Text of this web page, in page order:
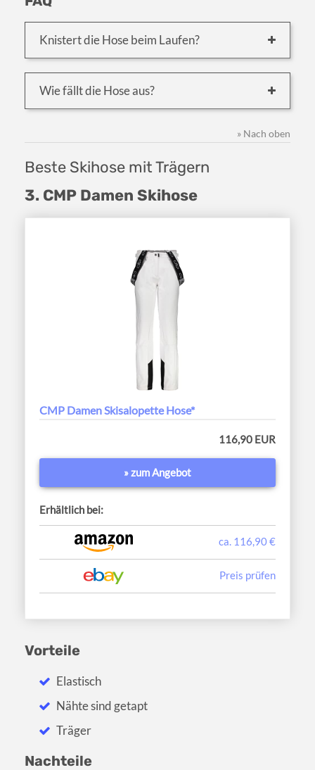
Knistert die Hose beim Laufen?
Wie fällt die Hose aus?
» Nach oben
Beste Skihose mit Trägern
3. CMP Damen Skihose
CMP Damen Skisalopette Hose*
116,90 EUR
» zum Angebot
Erhältlich bei:
ca. 116,90 €
Preis prüfen
Vorteile
Elastisch
Nähte sind getapt
Träger
Nachteile